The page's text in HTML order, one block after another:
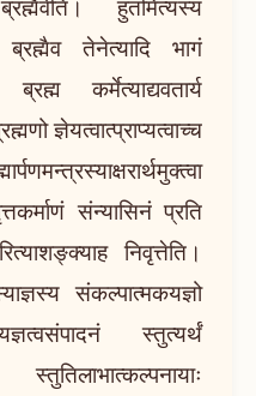
हुतमित्यस्य
ब्रह्मैव तेनेत्यादि भागं
कर्मेत्याद्यवतार्य
ज्ञेयत्वात्प्राप्यत्वाच्च
संन्यासिनं प्रति
निवृत्तेति।
संकल्पात्मकयज्ञो
स्तुत्यर्थं